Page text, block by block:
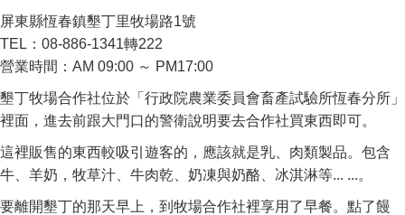
屏東縣恆春鎮墾丁里牧場路1號
TEL：08-886-1341轉222
營業時間：AM 09:00 ～ PM17:00
墾丁牧場合作社位於「行政院農業委員會畜產試驗所恆春分所」
裡面，進去前跟大門口的警衛說明要去合作社買東西即可。
這裡販售的東西較吸引遊客的，應該就是乳、肉類製品。包含
牛、羊奶，牧草汁、牛肉乾、奶凍與奶酪、冰淇淋等... ...。
要離開墾丁的那天早上，到牧場合作社裡享用了早餐。點了饅